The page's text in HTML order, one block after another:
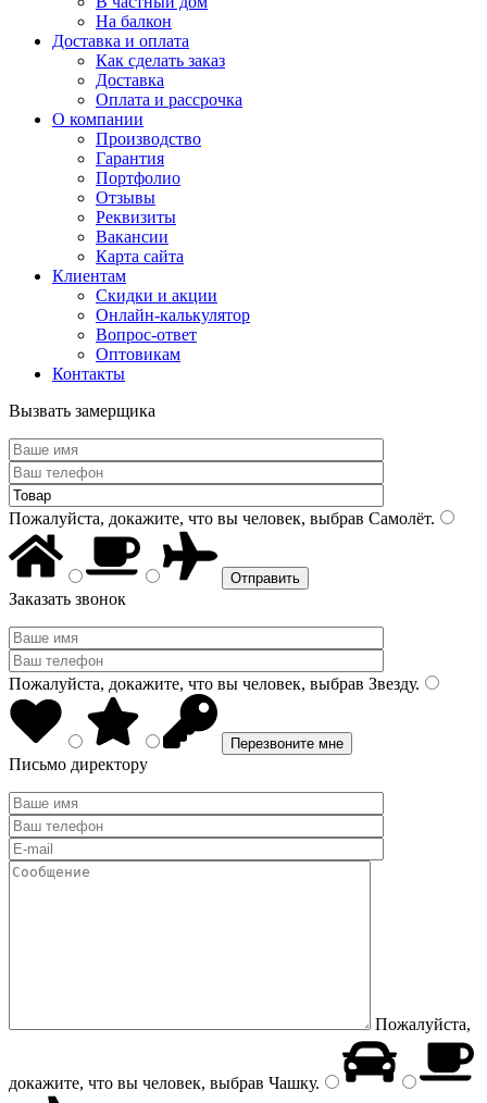
На балкон
Доставка и оплата
Как сделать заказ
Доставка
Оплата и рассрочка
О компании
Производство
Гарантия
Портфолио
Отзывы
Реквизиты
Вакансии
Карта сайта
Клиентам
Скидки и акции
Онлайн-калькулятор
Вопрос-ответ
Оптовикам
Контакты
Вызвать замерщика
Пожалуйста, докажите, что вы человек, выбрав Самолёт.
Заказать звонок
Пожалуйста, докажите, что вы человек, выбрав Звезду.
Письмо директору
Пожалуйста,
докажите, что вы человек, выбрав Чашку.